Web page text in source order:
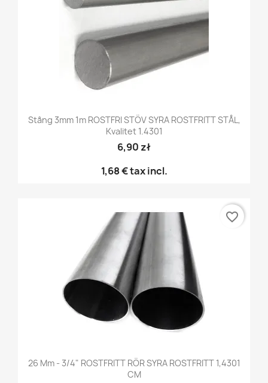
Stång 3mm 1m ROSTFRI STÖV SYRA ROSTFRITT STÅL,
Kvalitet 1.4301
6,90 zł
1,68 €tax incl.
26 Mm - 3/4" ROSTFRITT RÖR SYRA ROSTFRITT 1,4301
CM
favorite_border